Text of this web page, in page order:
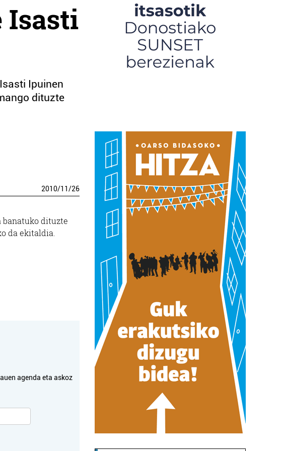
Isasti
Ipuinen
dituzte
2010/11/26
banatuko dituzte
da ekitaldia.
agenda eta askoz